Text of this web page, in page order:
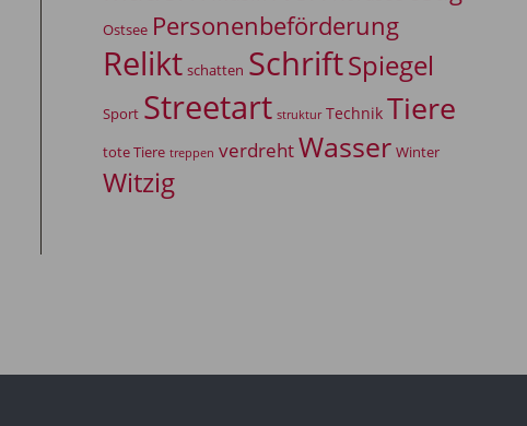
Ostsee Personenbeförderung
Relikt schatten SchriftSpiegel
Sport Streetart struktur Technik Tiere
tote Tiere treppen verdrehtWasser Winter
Witzig